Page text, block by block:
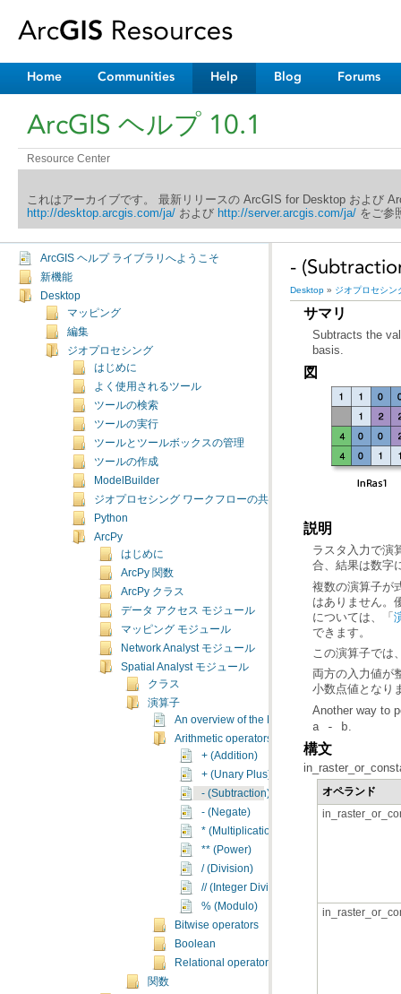
Home Communities Help Blog Forums
ArcGIS ヘルプ 10.1
Resource Center
これはアーカイブです。 最新リリースの ArcGIS for Desktop および
http://desktop.arcgis.com/ja/および http://server.arcgis.com/ja/をご参
ArcGIS ヘルプ ライブラリへようこそ
新機能
Desktop
マッピング
編集
ジオプロセシング
はじめに
よく使用されるツール
ツールの検索
ツールの実行
ツールとツールボックスの管理
ツールの作成
ModelBuilder
ジオプロセシング ワークフローの共有
Python
ArcPy
はじめに
ArcPy 関数
ArcPy クラス
データ アクセス モジュール
マッピング モジュール
Network Analyst モジュール
Spatial Analyst モジュール
クラス
演算子
An overview of the Map Algebra Operators
Arithmetic operators
+ (Addition)
+ (Unary Plus)
- (Subtraction)
- (Negate)
* (Multiplication)
** (Power)
/ (Division)
// (Integer Division)
% (Modulo)
Bitwise operators
Boolean
Relational operators
関数
-
Desktop » ジオプロセシン
サマリ
basis.
図
説明
合、結果は数字
については、「
できます。
この演算子では
小数点値となり
Another way to
a - b
構文
オペランド